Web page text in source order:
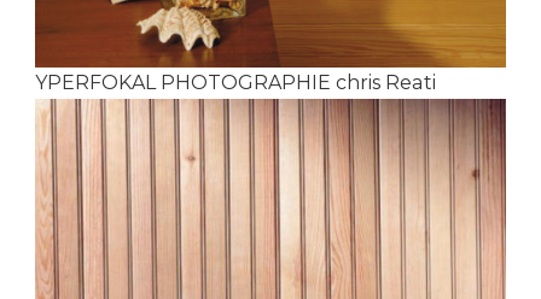
YPERFOKAL PHOTOGRAPHIE chris Reati